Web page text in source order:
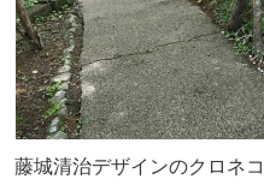
藤城清治デザインのクロネ